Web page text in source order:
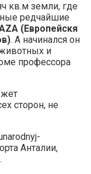
кв.м земли, где
редчайшие
(Европейскя
. А начинался он
животных и
профессора
сторон, не
Анталии,